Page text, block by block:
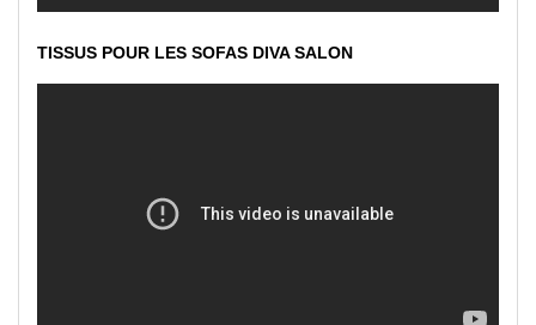
TISSUS POUR LES SOFAS DIVA SALON